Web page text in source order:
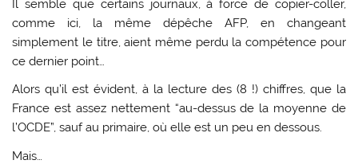
Il semble que certains journaux, à force de copier-coller,
comme ici, la même dépêche AFP, en changeant
simplement le titre, aient même perdu la compétence pour
ce dernier point…
Alors qu’il est évident, à la lecture des (8 !) chiffres, que la
France est assez nettement “au-dessus de la moyenne de
l’OCDE”, sauf au primaire, où elle est un peu en dessous.
Mais…